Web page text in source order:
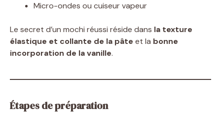
Micro-ondes ou cuiseur vapeur
Le secret d’un mochi réussi réside dans la texture
élastique et collante de la pâte et la bonne
incorporation de la vanille.
Étapes de préparation